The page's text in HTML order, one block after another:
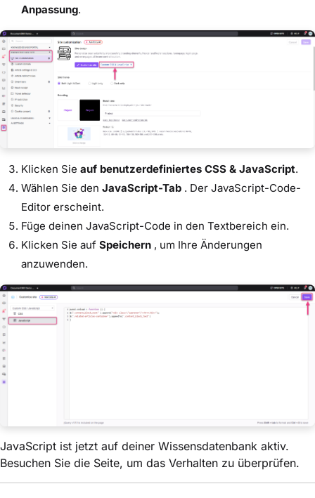
Anpassung.
Klicken Sie auf benutzerdefiniertes CSS & JavaScript.
Wählen Sie den JavaScript-Tab . Der JavaScript-Code-
Editor erscheint.
Füge deinen JavaScript-Code in den Textbereich ein.
Klicken Sie auf Speichern , um Ihre Änderungen
anzuwenden.
JavaScript ist jetzt auf deiner Wissensdatenbank aktiv.
Besuchen Sie die Seite, um das Verhalten zu überprüfen.